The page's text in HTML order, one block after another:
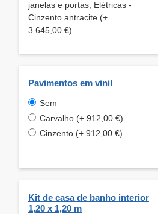
janelas e portas, Elétricas -
Cinzento antracite (+
3 645,00 €)
Pavimentos em vinil
Sem
Carvalho (+ 912,00 €)
Cinzento (+ 912,00 €)
Kit de casa de banho interior
1,20 x 1,20 m